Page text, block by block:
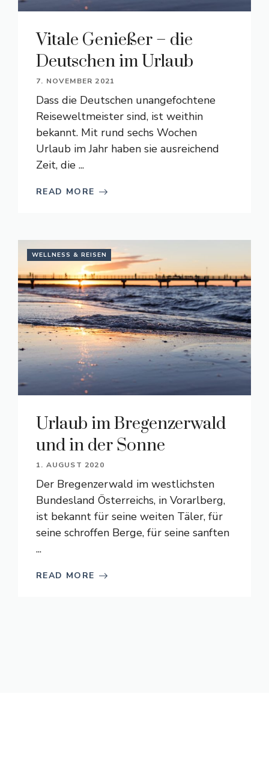
Vitale Genießer – die
Deutschen im Urlaub
7. NOVEMBER 2021
Dass die Deutschen unangefochtene
Reiseweltmeister sind, ist weithin
bekannt. Mit rund sechs Wochen
Urlaub im Jahr haben sie ausreichend
Zeit, die ...
READ MORE
WELLNESS & REISEN
Urlaub im Bregenzerwald
und in der Sonne
1. AUGUST 2020
Der Bregenzerwald im westlichsten
Bundesland Österreichs, in Vorarlberg,
ist bekannt für seine weiten Täler, für
seine schroffen Berge, für seine sanften
...
READ MORE